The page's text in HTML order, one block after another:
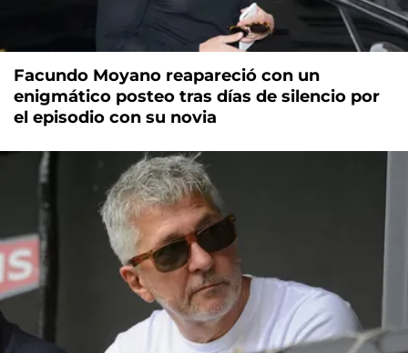
Facundo Moyano reapareció con un
enigmático posteo tras días de silencio por
el episodio con su novia